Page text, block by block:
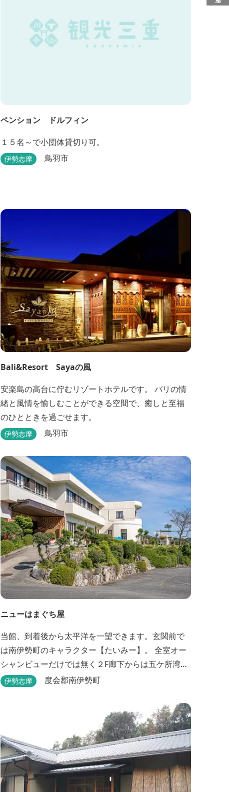
ペンション ドルフィン
１５名～で小団体貸切り可。
伊勢志摩 鳥羽市
Bali&Resort Sayaの風
安楽島の高台に佇むリゾートホテルです。 バリの情
緒と風情を愉しむことができる空間で、癒しと至福
のひとときを過ごせます。
伊勢志摩 鳥羽市
ニューはまぐち屋
当館、到着後から太平洋を一望できます。玄関前で
は南伊勢町のキャラクター【たいみー】。 全室オー
シャンビューだけでは無く２F廊下からは五ケ所湾、
礫浦を一望でき船は勿論の事、養殖筏や釣り堀筏な
からは太平洋を一望。マグロの養殖筏、夜には漁師
さん達の船の光がみえ対岸には田曽浦の町の光が綺
麗に見えます。
伊勢志摩 度会郡南伊勢町